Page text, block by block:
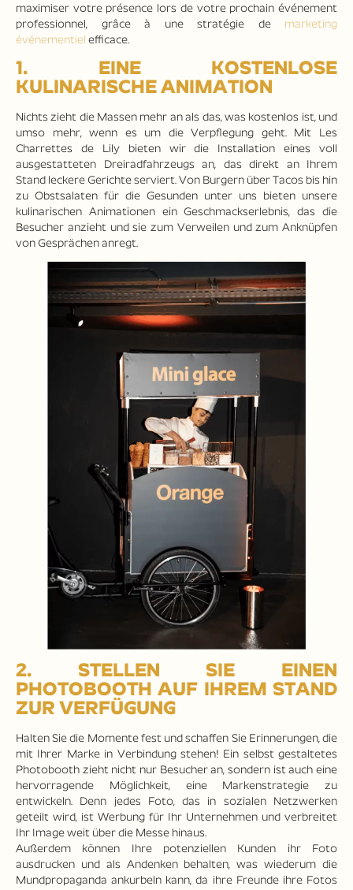
maximiser votre présence lors de votre prochain événement
professionnel, grâce à une stratégie de marketing
événementiel efficace.
1. EINE KOSTENLOSE
KULINARISCHE ANIMATION
Nichts zieht die Massen mehr an als das, was kostenlos ist, und
umso mehr, wenn es um die Verpflegung geht. Mit Les
Charrettes de Lily bieten wir die Installation eines voll
ausgestatteten Dreiradfahrzeugs an, das direkt an Ihrem
Stand leckere Gerichte serviert. Von Burgern über Tacos bis hin
zu Obstsalaten für die Gesunden unter uns bieten unsere
kulinarischen Animationen ein Geschmackserlebnis, das die
Besucher anzieht und sie zum Verweilen und zum Anknüpfen
von Gesprächen anregt.
2. STELLEN SIE EINEN
PHOTOBOOTH AUF IHREM STAND
ZUR VERFÜGUNG
Halten Sie die Momente fest und schaffen Sie Erinnerungen, die
mit Ihrer Marke in Verbindung stehen! Ein selbst gestaltetes
Photobooth zieht nicht nur Besucher an, sondern ist auch eine
hervorragende Möglichkeit, eine Markenstrategie zu
entwickeln. Denn jedes Foto, das in sozialen Netzwerken
geteilt wird, ist Werbung für Ihr Unternehmen und verbreitet
Ihr Image weit über die Messe hinaus.
Außerdem können Ihre potenziellen Kunden ihr Foto
ausdrucken und als Andenken behalten, was wiederum die
Mundpropaganda ankurbeln kann, da ihre Freunde ihre Fotos